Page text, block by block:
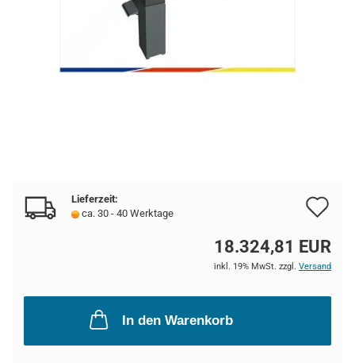
Lieferzeit:
ca. 30 - 40 Werktage
18.324,81 EUR
inkl. 19% MwSt. zzgl. Versand
In den Warenkorb